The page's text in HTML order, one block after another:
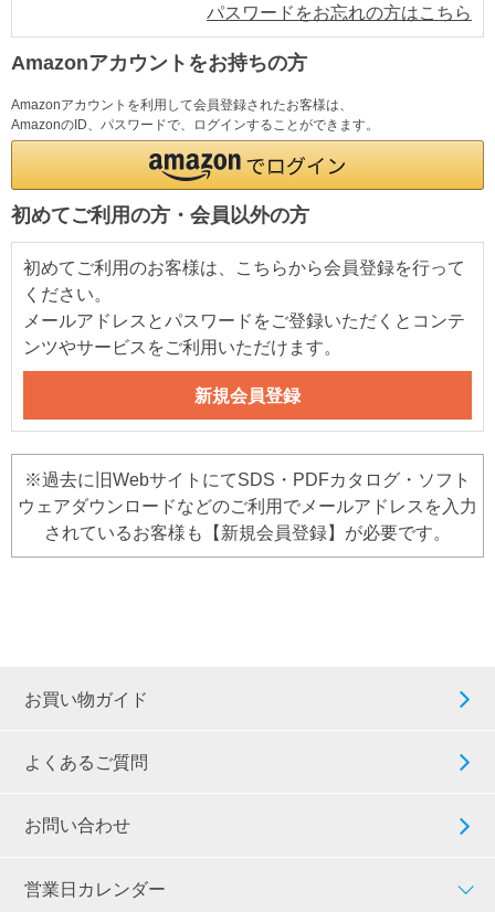
パスワードをお忘れの方はこちら
Amazonアカウントをお持ちの方
Amazonアカウントを利用して会員登録されたお客様は、
AmazonのID、パスワードで、ログインすることができます。
初めてご利用の方・会員以外の方
初めてご利用のお客様は、こちらから会員登録を行って
ください。
メールアドレスとパスワードをご登録いただくとコンテ
ンツやサービスをご利用いただけます。
※過去に旧WebサイトにてSDS・PDFカタログ・ソフト
ウェアダウンロードなどのご利用でメールアドレスを入力
されているお客様も【新規会員登録】が必要です。
お買い物ガイド
よくあるご質問
お問い合わせ
営業日カレンダー